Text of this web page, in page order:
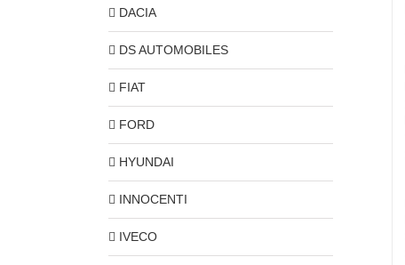
DACIA
DS AUTOMOBILES
FIAT
FORD
HYUNDAI
INNOCENTI
IVECO